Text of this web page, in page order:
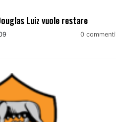
Luiz vuole restare
0 commenti